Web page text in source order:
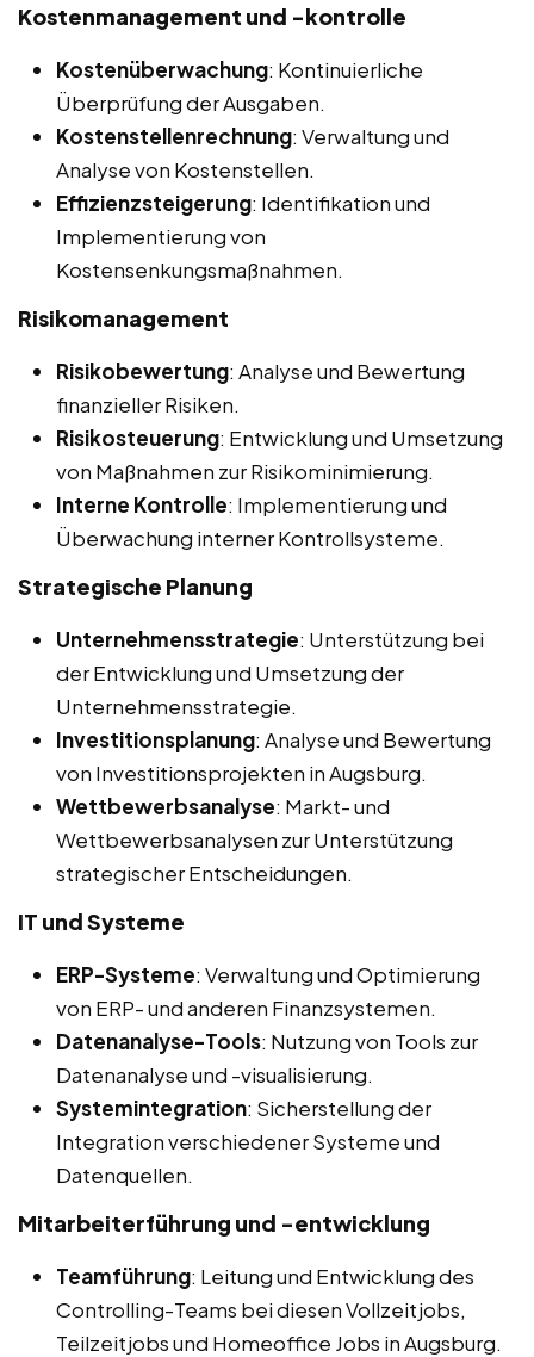
Kostenmanagement und -kontrolle
Kostenüberwachung: Kontinuierliche
Überprüfung der Ausgaben.
Kostenstellenrechnung: Verwaltung und
Analyse von Kostenstellen.
Effizienzsteigerung: Identifikation und
Implementierung von
Kostensenkungsmaßnahmen.
Risikomanagement
Risikobewertung: Analyse und Bewertung
finanzieller Risiken.
Risikosteuerung: Entwicklung und Umsetzung
von Maßnahmen zur Risikominimierung.
Interne Kontrolle: Implementierung und
Überwachung interner Kontrollsysteme.
Strategische Planung
Unternehmensstrategie: Unterstützung bei
der Entwicklung und Umsetzung der
Unternehmensstrategie.
Investitionsplanung: Analyse und Bewertung
von Investitionsprojekten in Augsburg.
Wettbewerbsanalyse: Markt- und
Wettbewerbsanalysen zur Unterstützung
strategischer Entscheidungen.
IT und Systeme
ERP-Systeme: Verwaltung und Optimierung
von ERP- und anderen Finanzsystemen.
Datenanalyse-Tools: Nutzung von Tools zur
Datenanalyse und -visualisierung.
Systemintegration: Sicherstellung der
Integration verschiedener Systeme und
Datenquellen.
Mitarbeiterführung und -entwicklung
Teamführung: Leitung und Entwicklung des
Controlling-Teams bei diesen Vollzeitjobs,
Teilzeitjobs und Homeoffice Jobs in Augsburg.